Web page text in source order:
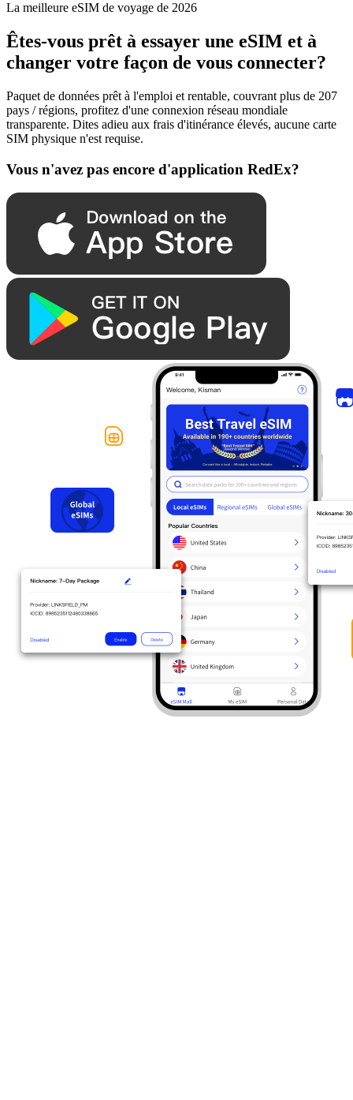
La meilleure eSIM de voyage de 2026
Êtes-vous prêt à essayer une eSIM et à
changer votre façon de vous connecter?
Paquet de données prêt à l'emploi et rentable, couvrant plus de 207
pays / régions, profitez d'une connexion réseau mondiale
transparente. Dites adieu aux frais d'itinérance élevés, aucune carte
SIM physique n'est requise.
Vous n'avez pas encore d'application RedEx?